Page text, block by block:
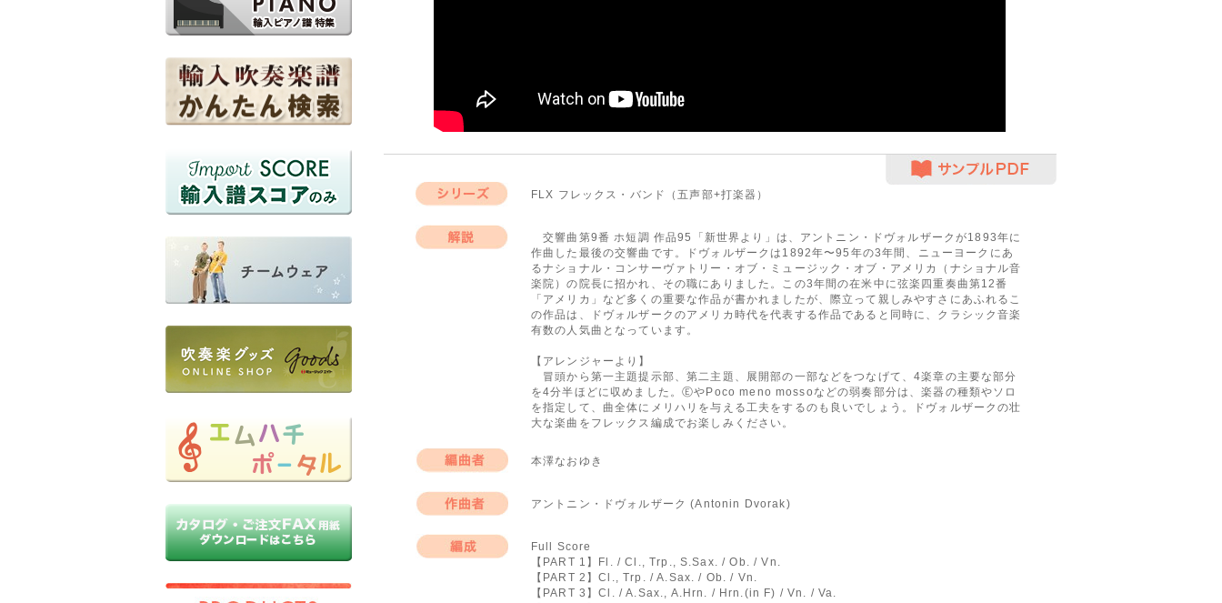
FLX フレックス・バンド（五声部+打楽器）
交響曲第9番 ホ短調 作品95「新世界より」は、アントニン・ドヴォルザークが1893年に
作曲した最後の交響曲です。ドヴォルザークは1892年〜95年の3年間、ニューヨークにあ
るナショナル・コンサーヴァトリー・オブ・ミュージック・オブ・アメリカ（ナショナル音
楽院）の院長に招かれ、その職にありました。この3年間の在米中に弦楽四重奏曲第12番
「アメリカ」など多くの重要な作品が書かれましたが、際立って親しみやすさにあふれるこ
の作品は、ドヴォルザークのアメリカ時代を代表する作品であると同時に、クラシック音楽
有数の人気曲となっています。
【アレンジャーより】
冒頭から第一主題提示部、第二主題、展開部の一部などをつなげて、4楽章の主要な部分
を4分半ほどに収めました。ⒺやPoco meno mossoなどの弱奏部分は、楽器の種類やソロ
を指定して、曲全体にメリハリを与える工夫をするのも良いでしょう。ドヴォルザークの壮
大な楽曲をフレックス編成でお楽しみください。
本澤なおゆき
アントニン・ドヴォルザーク (Antonin Dvorak)
Full Score
【PART 1】Fl. / Cl., Trp., S.Sax. / Ob. / Vn.
【PART 2】Cl., Trp. / A.Sax. / Ob. / Vn.
【PART 3】Cl. / A.Sax., A.Hrn. / Hrn.(in F) / Vn. / Va.